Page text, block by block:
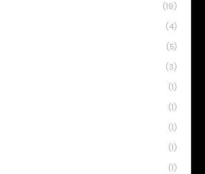
(19)
(4)
(5)
(3)
(1)
(1)
(1)
(1)
(1)